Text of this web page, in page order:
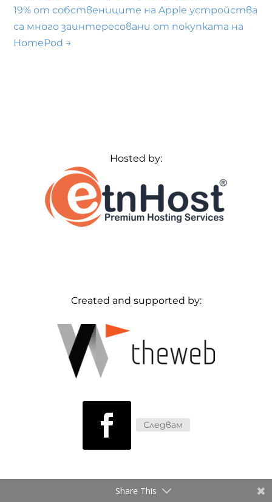
19% от собствениците на Apple устройства
са много заинтересовани от покупката на
HomePod →
Hosted by:
Created and supported by:
Следвам
Share This